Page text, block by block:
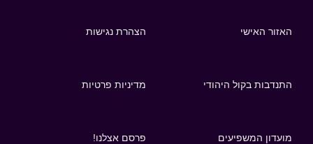
האזור האישי הצהרת נגישות
התנדבות בקול היהודי מדיניות פרטיות
מועדון המשפיעים פרסם אצלנו!